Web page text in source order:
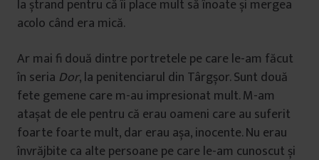
la ștrand pentru că îi place mult să înoate și mergea
acolo când era mică.
Ar mai fi două dintre portretele pe care le-am făcut
în seria Dor, la penitenciarul din Târgșor. Sunt două
fete gemene care m-au impresionat mult. M-am
atașat de ele pentru că erau oameni care au suferit
foarte foarte mult, dar erau așa, inocente. Nu erau
învrăjbite ca alte persoane pe care le-am cunoscut și